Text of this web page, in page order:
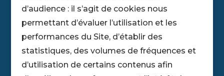
d’audience : il s’agit de cookies nous
permettant d’évaluer l’utilisation et les
performances du Site, d’établir des
statistiques, des volumes de fréquences et
d’utilisation de certains contenus afin